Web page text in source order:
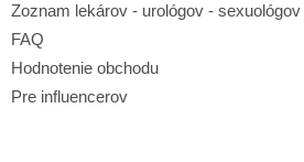
Zoznam lekárov - urológov - sexuológov
FAQ
Hodnotenie obchodu
Pre influencerov